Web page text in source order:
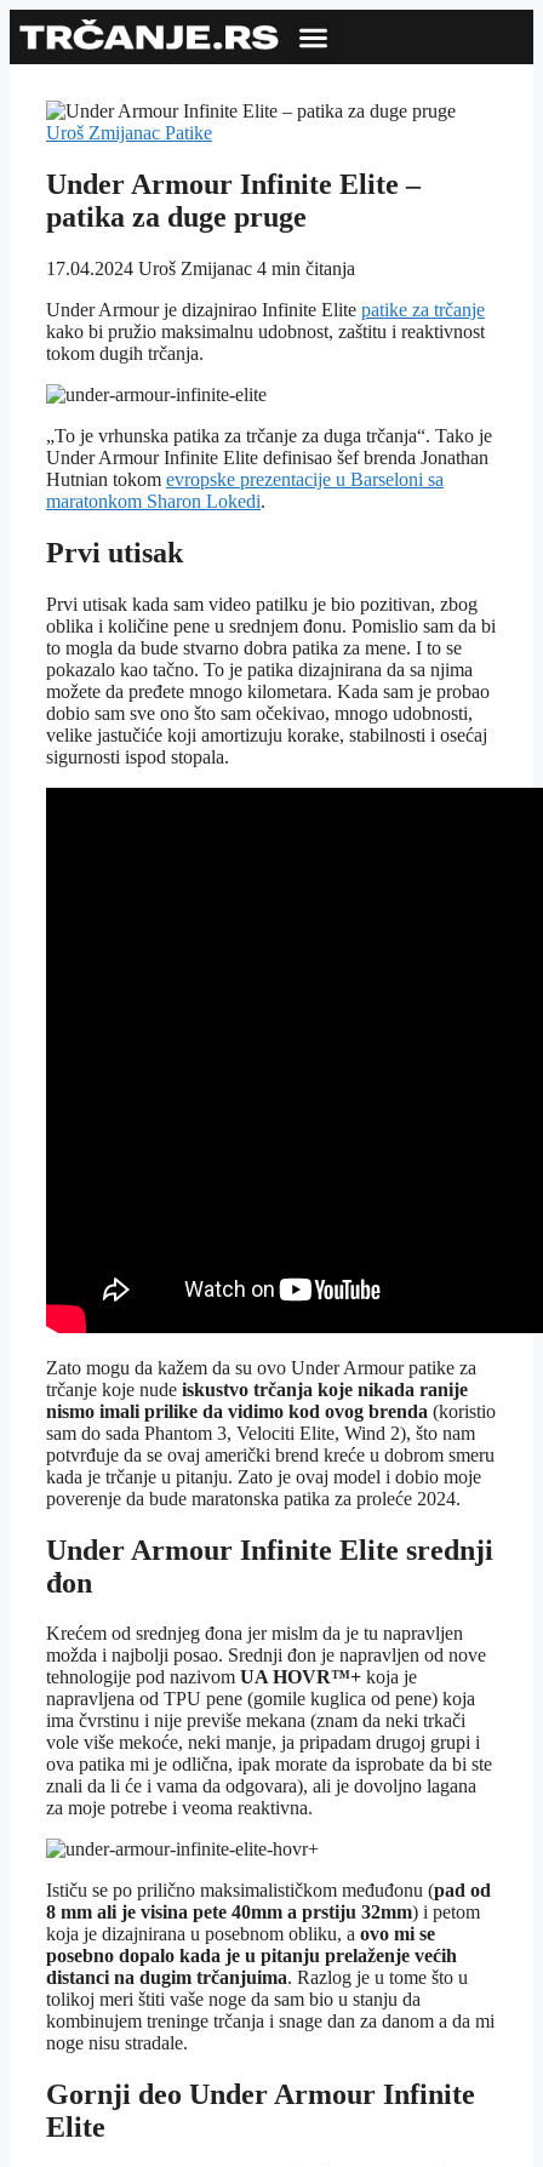
Uroš Zmijanac Patike
Under Armour Infinite Elite –
patika za duge pruge
17.04.2024 Uroš Zmijanac 4 min čitanja
Under Armour je dizajnirao Infinite Elite patike za trčanje
kako bi pružio maksimalnu udobnost, zaštitu i reaktivnost
tokom dugih trčanja.
„To je vrhunska patika za trčanje za duga trčanja“. Tako je
Under Armour Infinite Elite definisao šef brenda Jonathan
Hutnian tokom evropske prezentacije u Barseloni sa
maratonkom Sharon Lokedi.
Prvi utisak
Prvi utisak kada sam video patilku je bio pozitivan, zbog
oblika i količine pene u srednjem đonu. Pomislio sam da bi
to mogla da bude stvarno dobra patika za mene. I to se
pokazalo kao tačno. To je patika dizajnirana da sa njima
možete da pređete mnogo kilometara. Kada sam je probao
dobio sam sve ono što sam očekivao, mnogo udobnosti,
velike jastučiće koji amortizuju korake, stabilnosti i osećaj
sigurnosti ispod stopala.
Zato mogu da kažem da su ovo Under Armour patike za
trčanje koje nude iskustvo trčanja koje nikada ranije
nismo imali prilike da vidimo kod ovog brenda (koristio
sam do sada Phantom 3, Velociti Elite, Wind 2), što nam
potvrđuje da se ovaj američki brend kreće u dobrom smeru
kada je trčanje u pitanju. Zato je ovaj model i dobio moje
poverenje da bude maratonska patika za proleće 2024.
Under Armour Infinite Elite srednji
đon
Krećem od srednjeg đona jer mislm da je tu napravljen
možda i najbolji posao. Srednji đon je napravljen od nove
tehnologije pod nazivom UA HOVR™+ koja je
napravljena od TPU pene (gomile kuglica od pene) koja
ima čvrstinu i nije previše mekana (znam da neki trkači
vole više mekoće, neki manje, ja pripadam drugoj grupi i
ova patika mi je odlična, ipak morate da isprobate da bi ste
znali da li će i vama da odgovara), ali je dovoljno lagana
za moje potrebe i veoma reaktivna.
Ističu se po prilično maksimalističkom međuđonu (pad od
8 mm ali je visina pete 40mm a prstiju 32mm) i petom
koja je dizajnirana u posebnom obliku, a ovo mi se
posebno dopalo kada je u pitanju prelaženje većih
distanci na dugim trčanjuima. Razlog je u tome što u
tolikoj meri štiti vaše noge da sam bio u stanju da
kombinujem treninge trčanja i snage dan za danom a da mi
noge nisu stradale.
Gornji deo Under Armour Infinite
Elite